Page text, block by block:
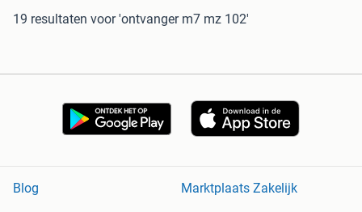
19 resultaten voor 'ontvanger m7 mz 102'
Blog
Marktplaats Zakelijk